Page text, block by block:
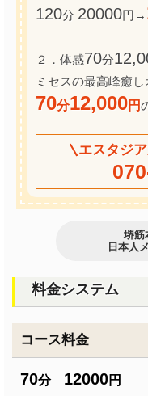
120分 20000円→
２．体感70分
ミセスの最高峰癒
70分12,000円
エスタジ
堺筋
日本人
料金システム
コース料金
70分 12000円